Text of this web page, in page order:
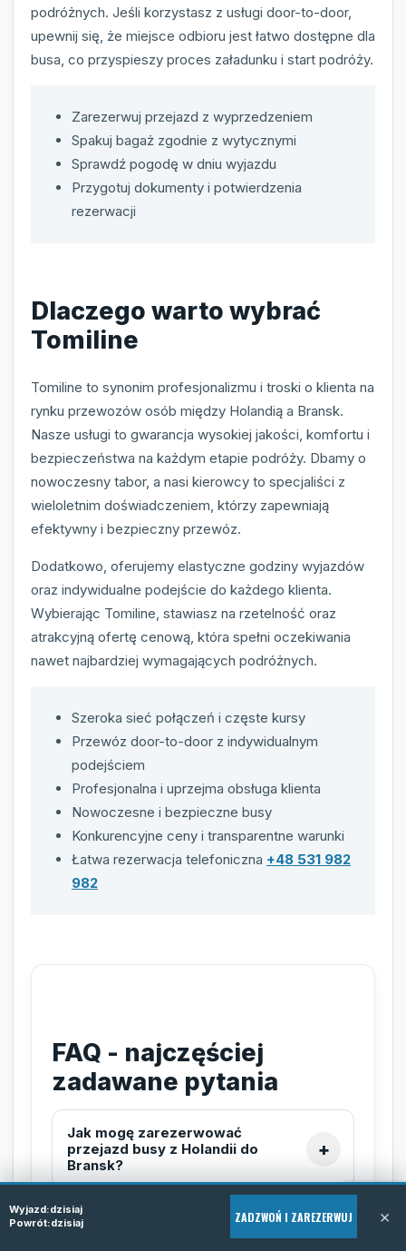
podróżnych. Jeśli korzystasz z usługi door-to-door,
upewnij się, że miejsce odbioru jest łatwo dostępne dla
busa, co przyspieszy proces załadunku i start podróży.
Zarezerwuj przejazd z wyprzedzeniem
Spakuj bagaż zgodnie z wytycznymi
Sprawdź pogodę w dniu wyjazdu
Przygotuj dokumenty i potwierdzenia
rezerwacji
Dlaczego warto wybrać
Tomiline
Tomiline to synonim profesjonalizmu i troski o klienta na
rynku przewozów osób między Holandią a Bransk.
Nasze usługi to gwarancja wysokiej jakości, komfortu i
bezpieczeństwa na każdym etapie podróży. Dbamy o
nowoczesny tabor, a nasi kierowcy to specjaliści z
wieloletnim doświadczeniem, którzy zapewniają
efektywny i bezpieczny przewóz.
Dodatkowo, oferujemy elastyczne godziny wyjazdów
oraz indywidualne podejście do każdego klienta.
Wybierając Tomiline, stawiasz na rzetelność oraz
atrakcyjną ofertę cenową, która spełni oczekiwania
nawet najbardziej wymagających podróżnych.
Szeroka sieć połączeń i częste kursy
Przewóz door-to-door z indywidualnym
podejściem
Profesjonalna i uprzejma obsługa klienta
Nowoczesne i bezpieczne busy
Konkurencyjne ceny i transparentne warunki
Łatwa rezerwacja telefoniczna +48 531 982
982
FAQ - najczęściej
zadawane pytania
Jak mogę zarezerwować
przejazd busy z Holandii do
Bransk?
Czy usługa obejmuje odbiór
Wyjazd:dzisiaj
Powrót:dzisiaj ZADZWOŃ I ZAREZERWUJ ×